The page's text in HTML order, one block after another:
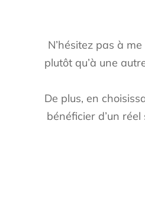
N’hésitez pas à
plutôt qu’à une
De plus, en
bénéficier d’un